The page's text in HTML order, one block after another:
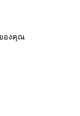
องคุณ